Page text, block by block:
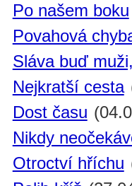
Po našem boku
Povahová
Sláva buď
Nejkratší cesta
Dost času
Nikdy
Otroctví hříchu